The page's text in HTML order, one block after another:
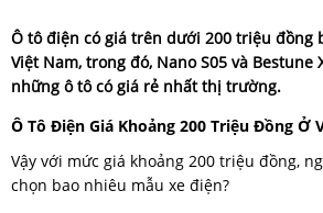
Ô tô điện có giá trên dưới 200 triệu đồng
Việt Nam, trong đó, Nano S05 và Bestune
những ô tô có giá rẻ nhất thị trường.
Ô Tô Điện Giá Khoảng 200 Triệu Đồng Ở
Vậy với mức giá khoảng 200 triệu đồng,
chọn bao nhiêu mẫu xe điện?